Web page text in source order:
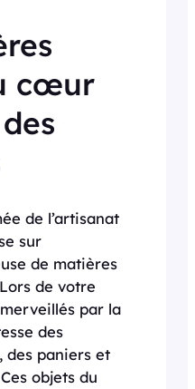
cœur
de l’artisanat
sur
de matières
de votre
par la
des
des paniers et
objets du